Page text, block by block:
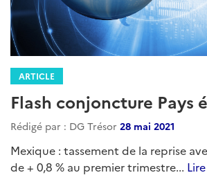
ARTICLE
Flash conjoncture Pays
Rédigé par : DG Trésor 28 mai 2021
Mexique : tassement de la reprise
de + 0,8 % au premier trimestre...